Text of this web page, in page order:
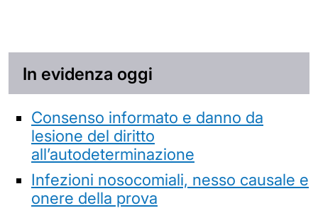
In evidenza oggi
Consenso informato e danno da
lesione del diritto
all’autodeterminazione
Infezioni nosocomiali, nesso causale e
onere della prova